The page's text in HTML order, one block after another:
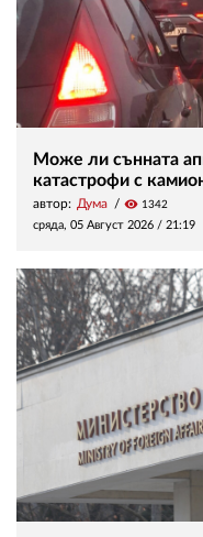
Може ли сънната
катастрофи с
автор: Дума visibility 1342
сряда, 05 Август 2026 / 21:19